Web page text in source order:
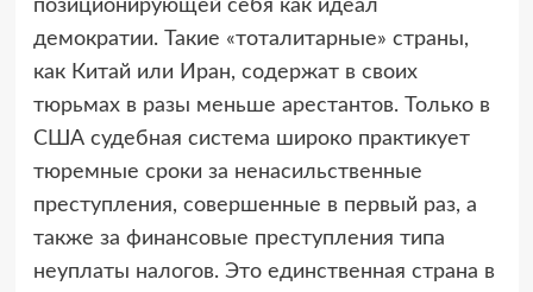
позиционирующей себя как идеал
демократии. Такие «тоталитарные» страны,
как Китай или Иран, содержат в своих
тюрьмах в разы меньше арестантов. Только в
США судебная система широко практикует
тюремные сроки за ненасильственные
преступления, совершенные в первый раз, а
также за финансовые преступления типа
неуплаты налогов. Это единственная страна в